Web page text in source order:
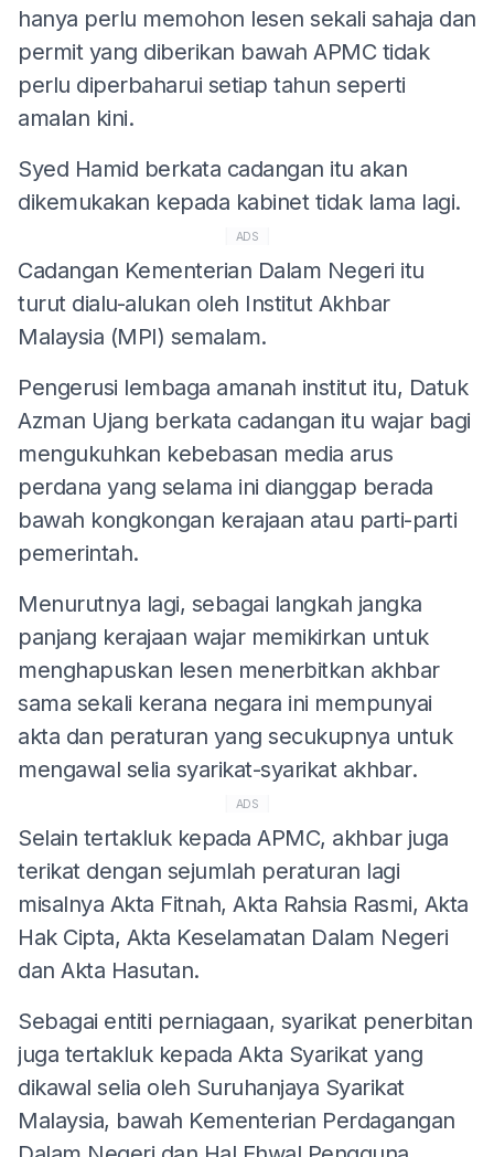
hanya perlu memohon lesen sekali sahaja dan
permit yang diberikan bawah APMC tidak
perlu diperbaharui setiap tahun seperti
amalan kini.
Syed Hamid berkata cadangan itu akan
dikemukakan kepada kabinet tidak lama lagi.
ADS
Cadangan Kementerian Dalam Negeri itu
turut dialu-alukan oleh Institut Akhbar
Malaysia (MPI) semalam.
Pengerusi lembaga amanah institut itu, Datuk
Azman Ujang berkata cadangan itu wajar bagi
mengukuhkan kebebasan media arus
perdana yang selama ini dianggap berada
bawah kongkongan kerajaan atau parti-parti
pemerintah.
Menurutnya lagi, sebagai langkah jangka
panjang kerajaan wajar memikirkan untuk
menghapuskan lesen menerbitkan akhbar
sama sekali kerana negara ini mempunyai
akta dan peraturan yang secukupnya untuk
mengawal selia syarikat-syarikat akhbar.
ADS
Selain tertakluk kepada APMC, akhbar juga
terikat dengan sejumlah peraturan lagi
misalnya Akta Fitnah, Akta Rahsia Rasmi, Akta
Hak Cipta, Akta Keselamatan Dalam Negeri
dan Akta Hasutan.
Sebagai entiti perniagaan, syarikat penerbitan
juga tertakluk kepada Akta Syarikat yang
dikawal selia oleh Suruhanjaya Syarikat
Malaysia, bawah Kementerian Perdagangan